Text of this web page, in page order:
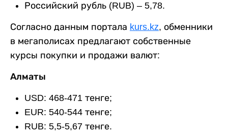
Российский рубль (RUB) – 5,78.
Согласно данным портала kurs.kz, обменники
в мегаполисах предлагают собственные
курсы покупки и продажи валют:
Алматы
USD: 468-471 тенге;
EUR: 540-544 тенге;
RUB: 5,5-5,67 тенге.